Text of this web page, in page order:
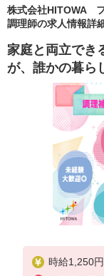
株式会社HITOWA
調理師の求人情報詳
家庭と両立で
が、誰かの暮ら
時給1,250円